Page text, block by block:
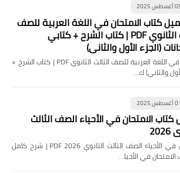
2025
كتاب الامتحان في اللغة العربية للصف
الثالث الثانوي PDF | كتاب الشرح + كتابي
(الجزء الأول والثاني)
📘 تحميل كتاب الامتحان في اللغة العربية للصف الثالث الثانوي PDF | كتاب الشرح +
والثاني) ك…
01 أغسطس 2025
الامتحان في الأحياء الصف الثالث
📘 تحميل كتاب الامتحان في الأحياء الصف الثالث الثانوي 2026 PDF | شرح كامل
في الأحيا…